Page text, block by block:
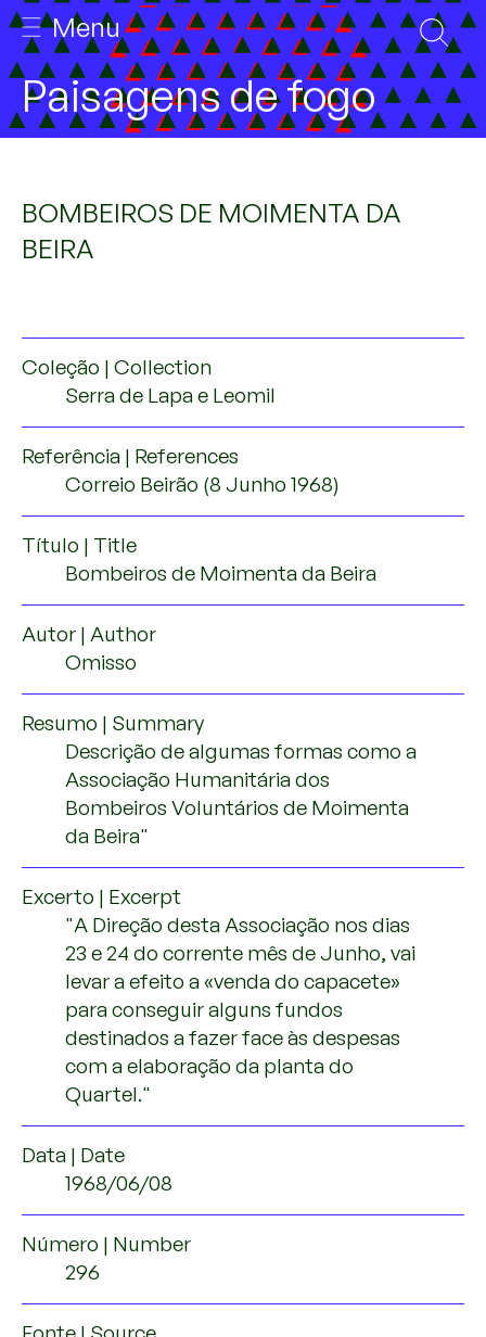
Menu
INÍCIO
SOBRE
GALERIA DE PESQUISA
DISSEMINAÇÃO DE RESULTADOS
COMUNICAÇÕES
NOTÍCIAS
MEDIA
ENGLISH
Paisagens de fogo
BOMBEIROS DE MOIMENTA DA
BEIRA
Coleção | Collection
Serra de Lapa e Leomil
Referência | References
Correio Beirão (8 Junho 1968)
Título | Title
Bombeiros de Moimenta da Beira
Autor | Author
Omisso
Resumo | Summary
Descrição de algumas formas como a
Associação Humanitária dos
Bombeiros Voluntários de Moimenta
da Beira"
Excerto | Excerpt
"A Direção desta Associação nos dias
23 e 24 do corrente mês de Junho, vai
levar a efeito a «venda do capacete»
para conseguir alguns fundos
destinados a fazer face às despesas
com a elaboração da planta do
Quartel."
Data | Date
1968/06/08
Número | Number
296